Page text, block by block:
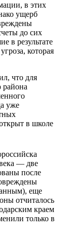
в этих
ущерб
до сих
в результате
которая
что для
района
уже
в школе
— две
после
еще
отчиталось
краем
только в